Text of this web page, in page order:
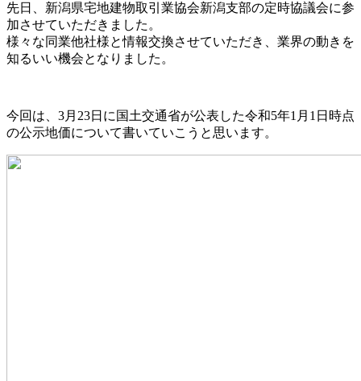
先日、新潟県宅地建物取引業協会新潟支部の定時協議会に参
加させていただきました。
様々な同業他社様と情報交換させていただき、業界の動きを
知るいい機会となりました。
今回は、3月23日に国土交通省が公表した令和5年1月1日時点
の公示地価について書いていこうと思います。